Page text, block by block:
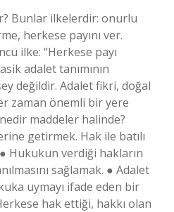
Bunlar ilkelerdir: onurlu
herkese payını ver.
ilke: “Herkese payı
adalet tanımının
değildir. Adalet fikri, doğal
zaman önemli bir yere
maddeler halinde?
getirmek. Hak ile batılı
Hukukun verdiği hakların
sağlamak. ● Adalet
uymayı ifade eden bir
hak ettiği, hakkı olan